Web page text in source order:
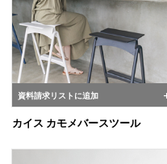
資料請求リストに追加
カイス カモメバースツール